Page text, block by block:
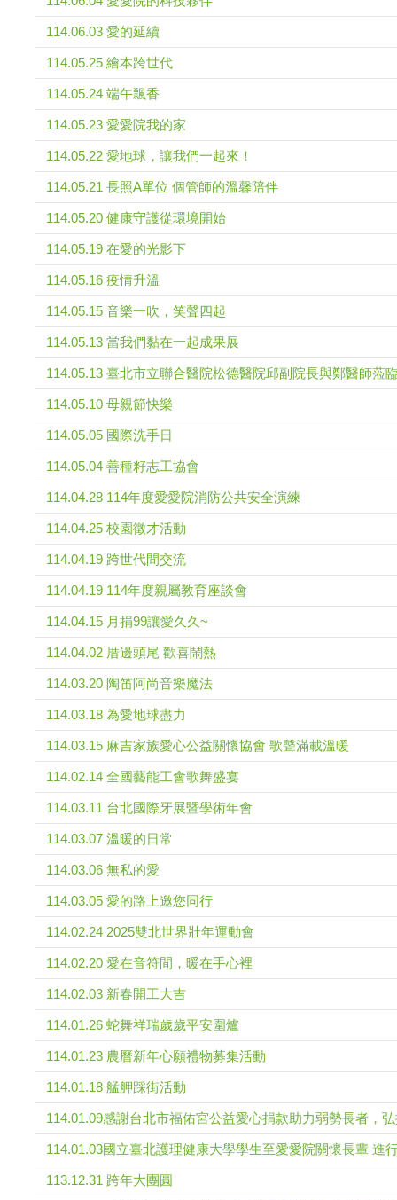
114.06.03 愛的延續
114.05.25 繪本跨世代
114.05.24 端午飄香
114.05.23 愛愛院我的家
114.05.22 愛地球，讓我們一起來！
114.05.21 長照A單位 個管師的溫馨陪伴
114.05.20 健康守護從環境開始
114.05.19 在愛的光影下
114.05.16 疫情升溫
114.05.15 音樂一吹，笑聲四起
114.05.13 當我們黏在一起成果展
114.05.13 臺北市立聯合醫院松德醫院邱副院長與鄭醫師蒞
114.05.10 母親節快樂
114.05.05 國際洗手日
114.05.04 善種籽志工協會
114.04.28 114年度愛愛院消防公共安全演練
114.04.25 校園徵才活動
114.04.19 跨世代間交流
114.04.19 114年度親屬教育座談會
114.04.15 月捐99讓愛久久~
114.04.02 厝邊頭尾 歡喜鬧熱
114.03.20 陶笛阿尚音樂魔法
114.03.18 為愛地球盡力
114.03.15 麻吉家族愛心公益關懷協會 歌聲滿載溫暖
114.02.14 全國藝能工會歌舞盛宴
114.03.11 台北國際牙展暨學術年會
114.03.07 溫暖的日常
114.03.06 無私的愛
114.03.05 愛的路上邀您同行
114.02.24 2025雙北世界壯年運動會
114.02.20 愛在音符間，暖在手心裡
114.02.03 新春開工大吉
114.01.26 蛇舞祥瑞歲歲平安圍爐
114.01.23 農曆新年心願禮物募集活動
114.01.18 艋舺踩街活動
114.01.09感謝台北市福佑宮公益愛心捐款助力弱勢長者，
114.01.03國立臺北護理健康大學學生至愛愛院關懷長輩 進
113.12.31 跨年大團圓